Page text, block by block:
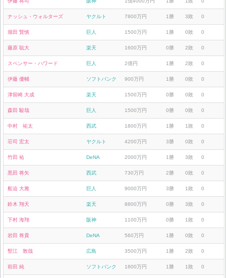
ナッシュ・ウォルターズ ヤクルト 7800万円 1勝 3敗 0
堀田 賢慎 巨人 1500万円 1勝 0敗 0
藤原 聡大 楽天 1600万円 0勝 2敗 0
スペンサー・ハワード 巨人 2億円 1勝 2敗 0
伊藤 優輔 ソフトバンク 900万円 1勝 0敗 0
津留崎 大成 楽天 1500万円 0勝 0敗 0
森田 駿哉 巨人 1500万円 0勝 0敗 0
中村 祐太 西武 1800万円 1勝 1敗 0
荘司 宏太 ヤクルト 4200万円 3勝 0敗 0
竹田 祐 DeNA 2000万円 1勝 3敗 0
黒田 将矢 西武 730万円 2勝 0敗 0
船迫 大雅 巨人 9000万円 3勝 1敗 0
鈴木 翔天 楽天 8800万円 0勝 3敗 0
下村 海翔 阪神 1100万円 0勝 1敗 0
岩田 将貴 DeNA 560万円 1勝 0敗 0
塹江 敦哉 広島 3500万円 1勝 2敗 0
前田 純 ソフトバンク 1800万円 1勝 1敗 0